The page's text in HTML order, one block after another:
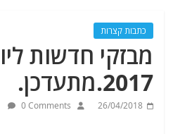
כתבות קצרות
2017.מתעדכן.
26/04/2018
0 Comments